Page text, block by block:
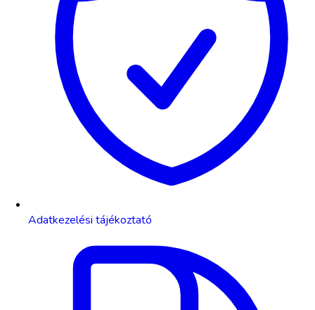
Adatkezelési tájékoztató